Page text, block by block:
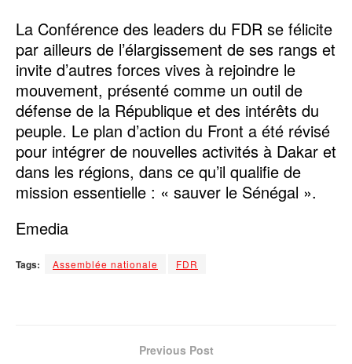
La Conférence des leaders du FDR se félicite
par ailleurs de l’élargissement de ses rangs et
invite d’autres forces vives à rejoindre le
mouvement, présenté comme un outil de
défense de la République et des intérêts du
peuple. Le plan d’action du Front a été révisé
pour intégrer de nouvelles activités à Dakar et
dans les régions, dans ce qu’il qualifie de
mission essentielle : « sauver le Sénégal ».
Emedia
Tags: Assemblée nationale FDR
Previous Post